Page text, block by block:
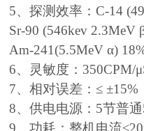
5、探测效率：C-14
Sr-90 (546kev 2.3MeV
Am-241(5.5MeV α)
6、灵敏度：350CPM/
7、相对误差：≤ ±15%
8、供电电源：5节普
9、功耗：整机电流